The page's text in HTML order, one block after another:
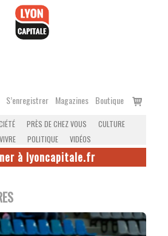
S’enregistrer Magazines Boutique
Voir
PRÈS DE CHEZ VOUS
CULTURE
POLITIQUE VIDÉOS
à lyoncapitale.fr